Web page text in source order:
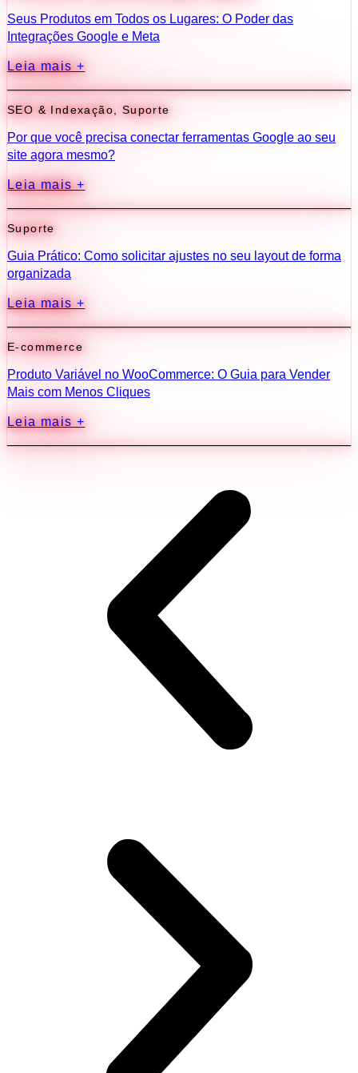
Seus Produtos em Todos os Lugares: O Poder das
Integrações Google e Meta
Leia mais +
SEO & Indexação Suporte
Por que você precisa conectar ferramentas Google ao seu
site agora mesmo?
Leia mais +
Suporte
Guia Prático: Como solicitar ajustes no seu layout de forma
organizada
Leia mais +
E-commerce
Produto Variável no WooCommerce: O Guia para Vender
Mais com Menos Cliques
Leia mais +